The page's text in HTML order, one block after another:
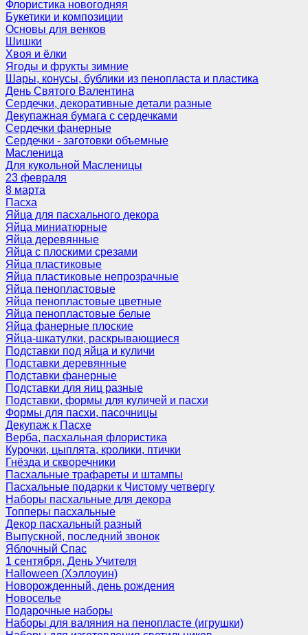
Флористика новогодняя
Букетики и композиции
Основы для венков
Шишки
Хвоя и ёлки
Ягоды и фрукты зимние
Шары, конусы, бублики из пенопласта и пластика
День Святого Валентина
Сердечки, декоративные детали разные
Декупажная бумага с сердечками
Сердечки фанерные
Сердечки - заготовки объемные
Масленица
Для кукольной Масленицы
23 февраля
8 марта
Пасха
Яйца для пасхального декора
Яйца миниатюрные
Яйца деревянные
Яйца с плоскими срезами
Яйца пластиковые
Яйца пластиковые непрозрачные
Яйца пенопластовые
Яйца пенопластовые цветные
Яйца пенопластовые белые
Яйца фанерные плоские
Яйца-шкатулки, раскрывающиеся
Подставки под яйца и куличи
Подставки деревянные
Подставки фанерные
Подставки для яиц разные
Подставки, формы для куличей и пасхи
Формы для пасхи, пасочницы
Декупаж к Пасхе
Верба, пасхальная флористика
Курочки, цыплята, кролики, птички
Гнёзда и скворечники
Пасхальные трафареты и штампы
Пасхальные подарки к Чистому четвергу
Наборы пасхальные для декора
Топперы пасхальные
Декор пасхальный разный
Выпускной, последний звонок
Яблочный Спас
1 сентября, День Учителя
Halloween (Хэллоуин)
Новорожденный, день рождения
Новоселье
Подарочные наборы
Наборы для валяния на пенопласте (игрушки)